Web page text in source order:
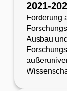
2021-
Förderung
Ausbau